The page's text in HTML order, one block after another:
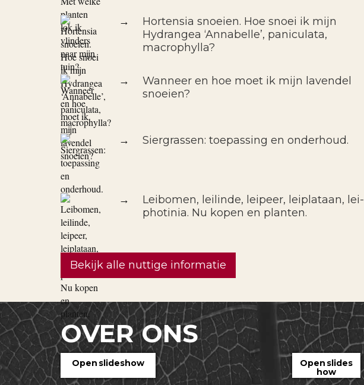
→
Hortensia snoeien. Hoe snoei ik mijn
Hydrangea ‘Annabelle’, paniculata,
macrophylla?
→
Wanneer en hoe moet ik mijn lavendel
snoeien?
→ Siergrassen: toepassing en onderhoud.
→
Leibomen, leilinde, leipeer, leiplataan, lei-
photinia. Nu kopen en planten.
Bekijk alle nuttige informatie
OVER ONS
Open slideshow
Open slides
how